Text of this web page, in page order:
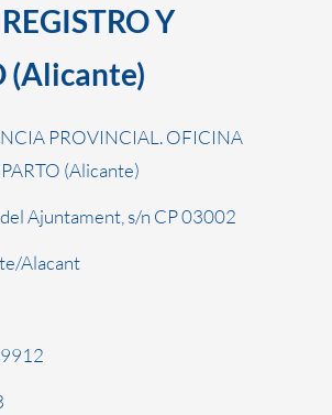
Y
(Alicante)
PROVINCIAL. OFICINA
(Alicante)
del Ajuntament, s/n CP 03002
Alacant